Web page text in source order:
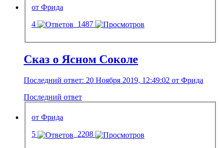
от Фрида
4
1487
Сказ о Ясном Соколе
Последний ответ: 20 Ноября 2019, 12:49:02 от Фрида
Последний ответ
от Фрида
5
2208